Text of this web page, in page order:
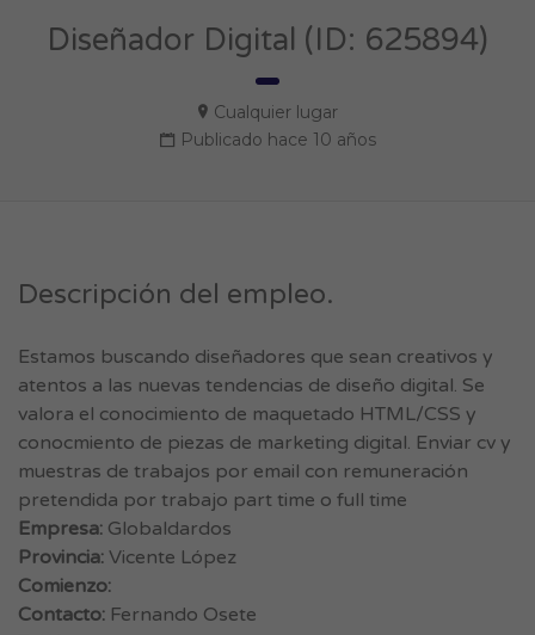
Diseñador Digital (ID: 625894)
Cualquier lugar
Publicado hace 10 años
Descripción del empleo.
Estamos buscando diseñadores que sean creativos y
atentos a las nuevas tendencias de diseño digital. Se
valora el conocimiento de maquetado HTML/CSS y
conocmiento de piezas de marketing digital. Enviar cv y
muestras de trabajos por email con remuneración
pretendida por trabajo part time o full time
Empresa: Globaldardos
Provincia: Vicente López
Comienzo:
Contacto: Fernando Osete